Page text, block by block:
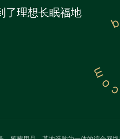
了理想长眠福地